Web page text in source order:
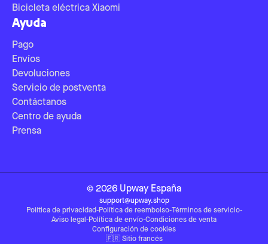
Bicicleta eléctrica Xiaomi
Ayuda
Pago
Envíos
Devoluciones
Servicio de postventa
Contáctanos
Centro de ayuda
Prensa
© 2026 Upway España
support@upway.shop
Política de privacidad-Política de reembolso-Términos de servicio-
Aviso legal -Política de envío-Condiciones de venta
Configuración de cookies
🇫🇷 Sitio francés